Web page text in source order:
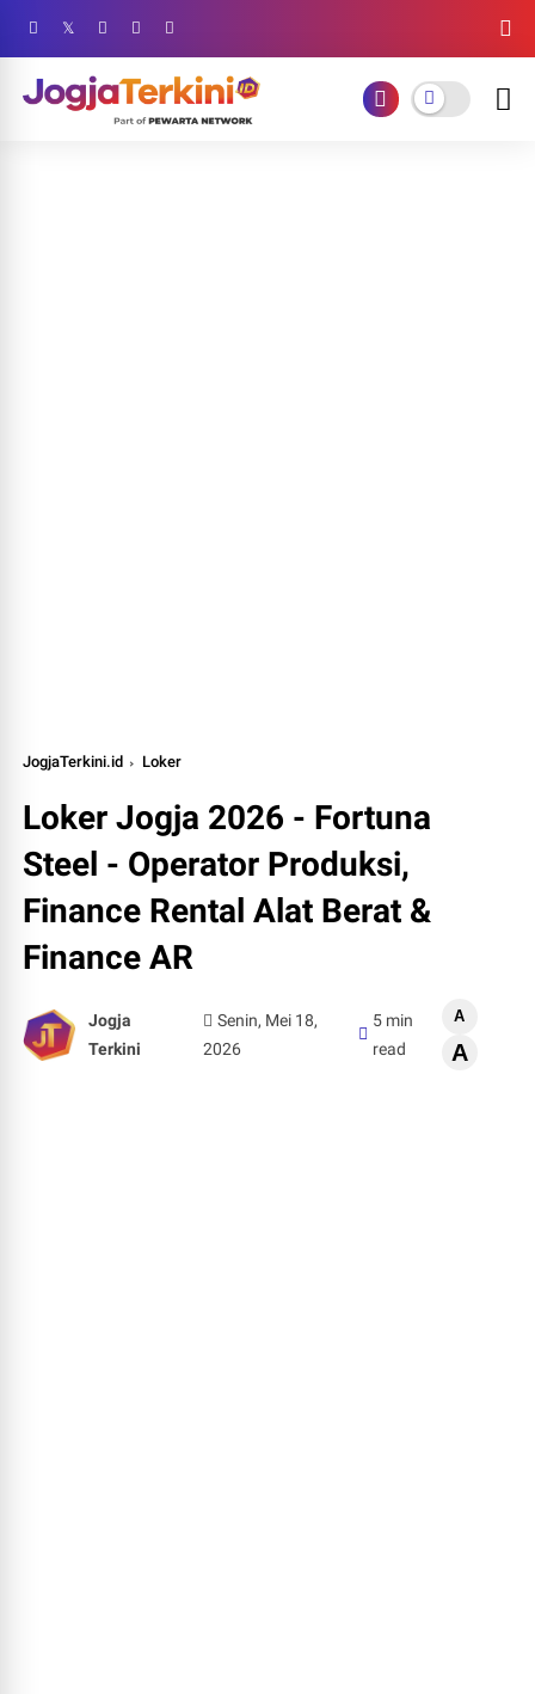
JogjaTerkini.id Loker
Loker Jogja 2026 - Fortuna
Steel - Operator Produksi,
Finance Rental Alat Berat &
Finance AR
Jogja
Terkini
Senin, Mei 18,
2026
5 min
read
A
A